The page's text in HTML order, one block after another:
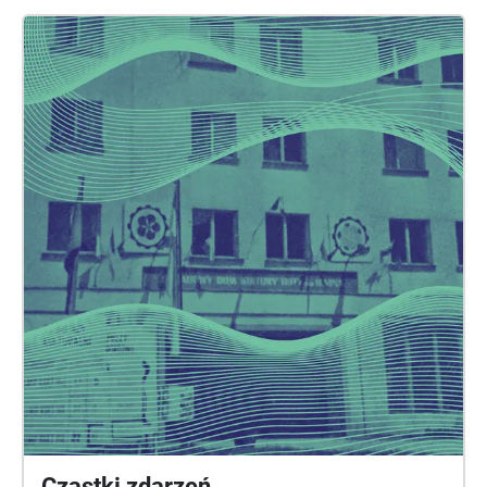
doświadczenia, podczas korzystania z aplikacji
Echoes zalecana jest szczególna ostrożność i
uważność na otoczenie – zwłaszcza w pobliżu
przejść dla pieszych, ruchliwych ulic czy skrzyżowań
oraz terenu budowy. Projekt finansowany w ramach
Krajowego Planu Odbudowy i Zwiększania
Odporności (KPO), wspieranego przez Unię
Europejską w ramach funduszu NextGenerationEU,
sieci Thinking Through the Museum i
Stowarzyszenia Żydowski Instytut Historyczny w
Polsce. /// The project "In This Place" focuses
primarily on the outskirts of the former KL Plaszow
area: around Jerozolimska Street (location 1) and
near Swoszowicka Street (location 2). The walks in
these two locations illustrate how, over time, the
area’s development, its audiosphere, urban planning,
and its symbolic significance have changed.
Location 1: Human voices – statements from